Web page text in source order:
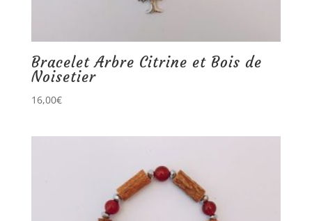
Bracelet Arbre Citrine et Bois de
Noisetier
16,00€